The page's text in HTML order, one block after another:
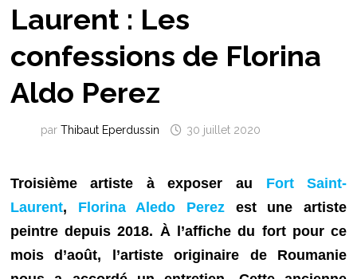
Laurent : Les
confessions de Florina
Aldo Perez
par Thibaut Eperdussin 30 juillet 2020
Troisième artiste à exposer au Fort Saint-
Laurent, Florina Aledo Perez est une artiste
peintre depuis 2018. À l’affiche du fort pour ce
mois d’août, l’artiste originaire de Roumanie